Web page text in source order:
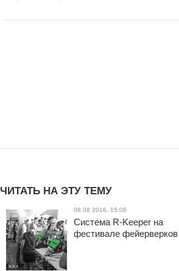
ЧИТАТЬ НА ЭТУ ТЕМУ
08 08 2016, 15:08
Система R-Keeper на
фестивале фейерверков